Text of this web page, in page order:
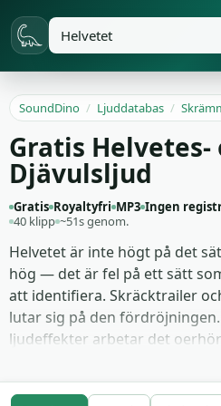
SoundDino / Ljuddatabas /
Gratis Helvetes-
Djävulsljud
Gratis Royaltyfri MP3 Ingen
40 klipp ~51s genom.
Helvetet är inte högt på det
hög — det är fel på ett sätt
att identifiera. Skräcktrailer
lutar sig på den fördröjningen.
ljudeffekter arbetar det
döda språk, avlägsna